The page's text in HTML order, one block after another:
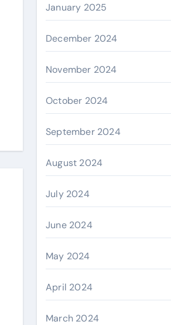
January 2025
December 2024
November 2024
October 2024
September 2024
August 2024
July 2024
June 2024
May 2024
April 2024
March 2024